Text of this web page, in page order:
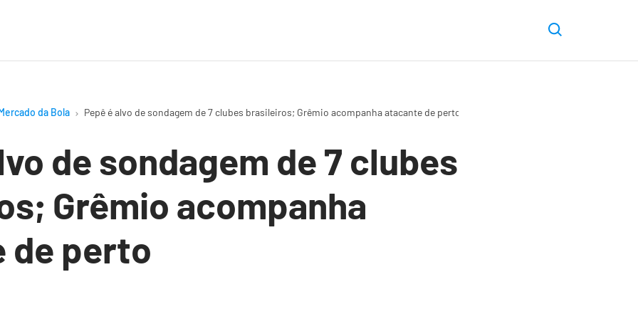
da Bola Pepê é alvo de sondagem de 7 clubes brasileiros; Grêmio acompanha atacante de perto
de sondagem de 7 clubes
Grêmio acompanha
de perto